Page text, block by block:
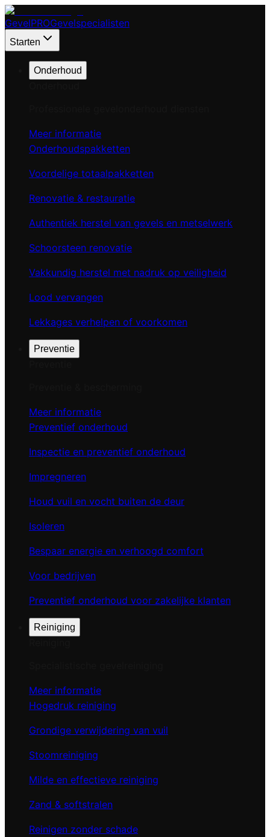
GevelPROGevelspecialisten
Starten
Onderhoud
Meer informatie
Onderhoudspakketten
Voordelige totaalpakketten
Renovatie & restauratie
Authentiek herstel van gevels en metselwerk
Schoorsteen renovatie
Vakkundig herstel met nadruk op veiligheid
Lood vervangen
Lekkages verhelpen of voorkomen
Preventie
Meer informatie
Preventief onderhoud
Inspectie en preventief onderhoud
Impregneren
Houd vuil en vocht buiten de deur
Isoleren
Bespaar energie en verhoogd comfort
Voor bedrijven
Preventief onderhoud voor zakelijke klanten
Reiniging
Meer informatie
Hogedruk reiniging
Grondige verwijdering van vuil
Stoomreiniging
Milde en effectieve reiniging
Zand & softstralen
Reinigen zonder schade